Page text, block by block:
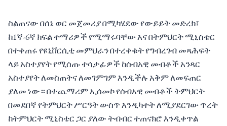
ስልጠናው በሰኔ ወር መጀመሪያ በሚካሄደው የውይይት መድረክ፣
ከ1ኛ-6ኛ ክፍል ተማሪዎች የሚማሩባቸው እና በትምህርት ሚኒስቴር
በተቀጠሩ የዩኒቨርሲቲ መምህራን በተረቀቁት የግብረገብ መጻሕፍት
ላይ አስተያየት የሚሰጡ ተሳታፊዎች ከሰብአዊ መብቶች አንጻር
አስተያየት ለመስጠትና ለመገምገም እንዲችሉ አቅም ለመፍጠር
ያለመ ነው። በተጨማሪም ኢሰመኮ የሰብአዊ መብቶች ትምህርት
በመደበኛ የትምህርት ሥርዓት ውስጥ እንዲካተት ለሚያደርገው ጥረት
ከትምህርት ሚኒስቴር ጋር ያለው ትብብር ተጠናክሮ እንዲቀጥል